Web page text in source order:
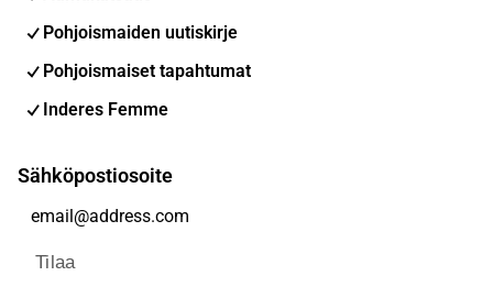
Pohjoismaiden uutiskirje
Pohjoismaiset tapahtumat
Inderes Femme
Sähköpostiosoite
Tilaa